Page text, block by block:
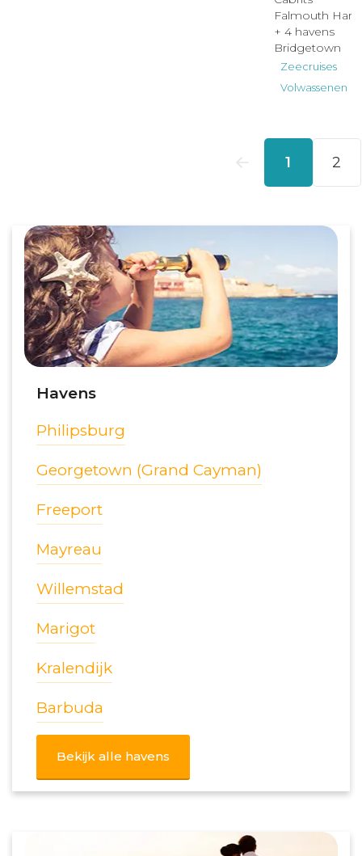
Havens
Philipsburg
Georgetown (Grand Cayman)
Freeport
Mayreau
Willemstad
Marigot
Kralendijk
Barbuda
Bekijk alle havens